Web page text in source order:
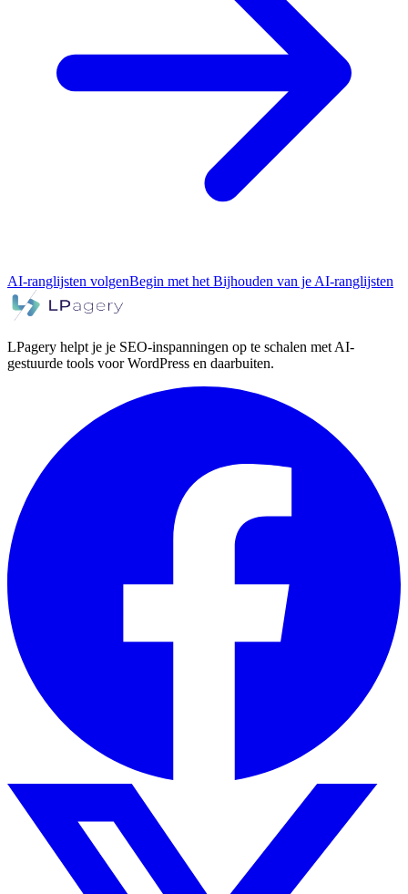
AI-ranglijsten volgenBegin met het Bijhouden van je AI-ranglijsten
LPagery helpt je je SEO-inspanningen op te schalen met AI-
gestuurde tools voor WordPress en daarbuiten.